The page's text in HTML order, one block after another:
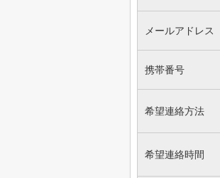
メールアドレス
携帯番号
希望連絡方法
希望連絡時間